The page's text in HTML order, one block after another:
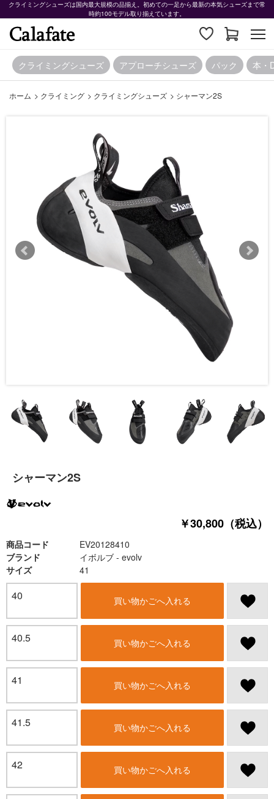
クライミングシューズは国内最大規模の品揃え。初めての一足から最新の本気シューズまで常
時約100モデル取り揃えています。
クライミングシューズ アプローチシューズ パック 本・
ホーム > クライミング > クライミングシューズ > シャーマン2S
シャーマン2S
￥30,800（税込）
商品コード
EV20128410
ブランド
イボルブ - evolv
サイズ
41
40 買い物かごへ入れる
40.5 買い物かごへ入れる
41 買い物かごへ入れる
41.5 買い物かごへ入れる
42 買い物かごへ入れる